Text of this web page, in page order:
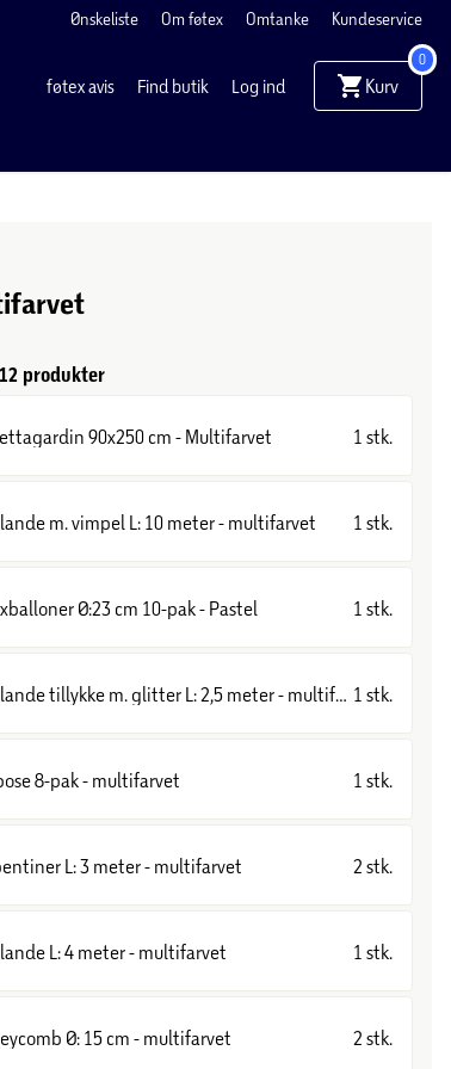
Ønskeliste Om føtex Omtanke Kundeservice
føtex avis Find butik Log ind Kurv
0
12 produkter
90x250 cm - Multifarvet 1 stk.
m. vimpel L: 10 meter - multifarvet 1 stk.
Ø:23 cm 10-pak - Pastel 1 stk.
1 stk.
8-pak - multifarvet 1 stk.
L: 3 meter - multifarvet 2 stk.
L: 4 meter - multifarvet 1 stk.
Ø: 15 cm - multifarvet 2 stk.